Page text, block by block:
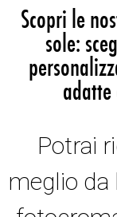
Scopri le
sole:
Potrai
meglio da